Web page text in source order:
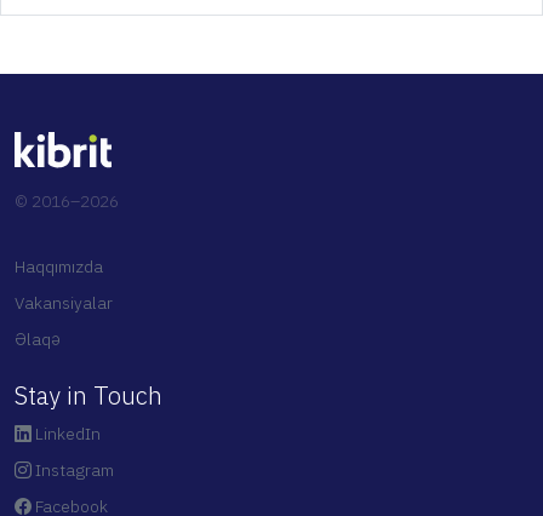
© 2016–2026
Haqqımızda
Vakansiyalar
Əlaqə
Stay in Touch
LinkedIn
Instagram
Facebook